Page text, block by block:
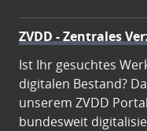
ZVDD - Zentrales
Ist Ihr gesuchtes
digitalen Bestand?
unserem ZVDD
bundesweit